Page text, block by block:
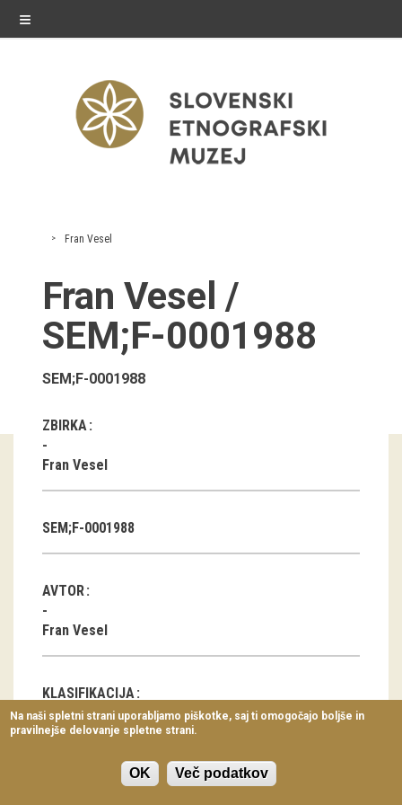
≡
razstave
Občasne razstave
Gostovanja
E-razstave
Virtualni sprehodi
Razstavni projekti
Napovednik
Arhiv razstav
Koledar dogodkov
Prireditve
Predavanja
Delavnice
Vodeni ogledi
Fran Vesel
Fran Vesel /
SEM;F-0001988
SEM;F-0001988
ZBIRKA
Fran Vesel
SEM;F-0001988
AVTOR
Fran Vesel
KLASIFIKACIJA
Pokrajina
Oblačilna kultura
Na naši spletni strani uporabljamo piškotke, saj ti omogočajo boljše in
pravilnejše delovanje spletne strani.
OK Več podatkov